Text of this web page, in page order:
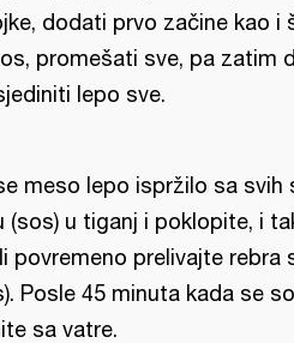
dodati prvo začine kao i
promešati sve, pa zatim
lepo sve.
meso lepo ispržilo sa svih
(sos) u tiganj i poklopite, i
povremeno prelivajte rebra
Posle 45 minuta kada se
sa vatre.